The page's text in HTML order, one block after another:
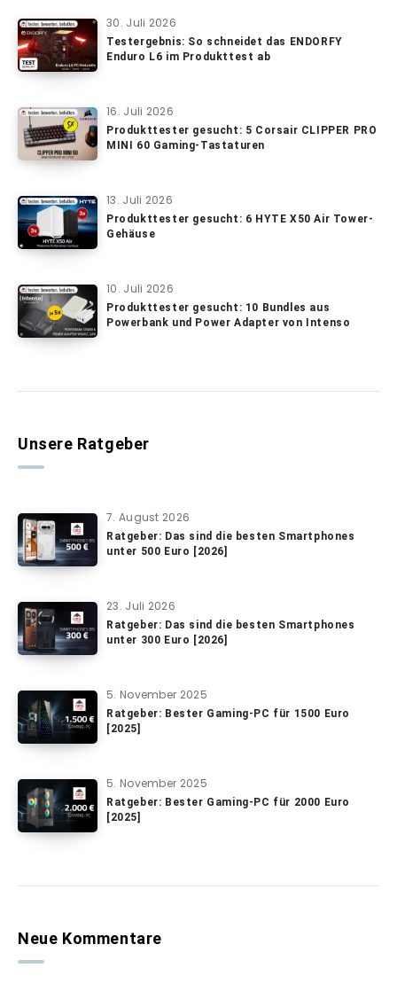
30. Juli 2026
Testergebnis: So schneidet das ENDORFY
Enduro L6 im Produkttest ab
16. Juli 2026
Produkttester gesucht: 5 Corsair CLIPPER PRO
MINI 60 Gaming-Tastaturen
13. Juli 2026
Produkttester gesucht: 6 HYTE X50 Air Tower-
Gehäuse
10. Juli 2026
Produkttester gesucht: 10 Bundles aus
Powerbank und Power Adapter von Intenso
Unsere Ratgeber
7. August 2026
Ratgeber: Das sind die besten Smartphones
unter 500 Euro [2026]
23. Juli 2026
Ratgeber: Das sind die besten Smartphones
unter 300 Euro [2026]
5. November 2025
Ratgeber: Bester Gaming-PC für 1500 Euro
[2025]
5. November 2025
Ratgeber: Bester Gaming-PC für 2000 Euro
[2025]
Neue Kommentare